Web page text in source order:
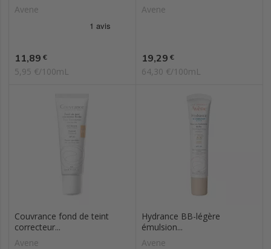
Avene
Prix
11,89 €
5,95 €/100mL
Avene
Prix
19,29 €
64,30 €/100mL
Couvrance fond de teint
correcteur...
Avene
Hydrance BB-légère
émulsion...
Avene